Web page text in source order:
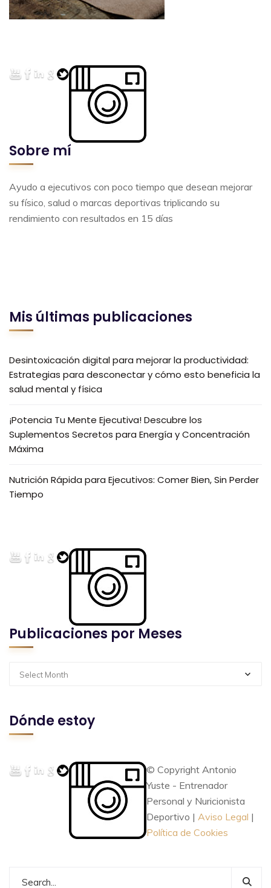
Sobre mí
Ayudo a ejecutivos con poco tiempo que desean mejorar
su físico, salud o marcas deportivas triplicando su
rendimiento con resultados en 15 días
Mis últimas publicaciones
Desintoxicación digital para mejorar la productividad:
Estrategias para desconectar y cómo esto beneficia la
salud mental y física
¡Potencia Tu Mente Ejecutiva! Descubre los
Suplementos Secretos para Energía y Concentración
Máxima
Nutrición Rápida para Ejecutivos: Comer Bien, Sin Perder
Tiempo
Publicaciones por Meses
Select Month
Dónde estoy
© Copyright Antonio
Yuste - Entrenador
Personal y Nuricionista
Deportivo | Aviso Legal |
Política de Cookies